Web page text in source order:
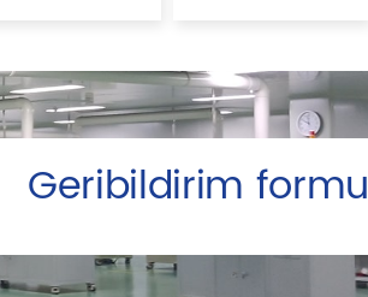
Geribildirim formu